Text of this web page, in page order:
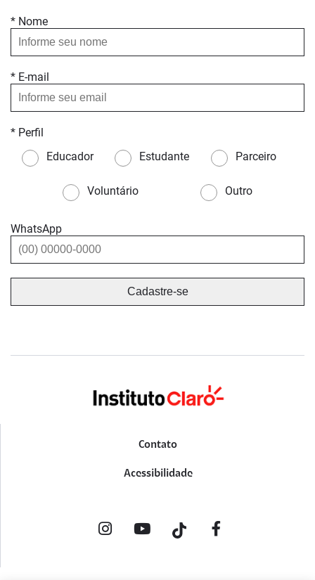
* Nome
* E-mail
* Perfil
Educador
Estudante Parceiro
Voluntário Outro
WhatsApp
Contato
Acessibilidade